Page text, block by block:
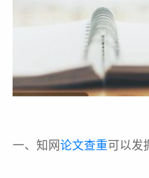
一、知网论文查重可以发